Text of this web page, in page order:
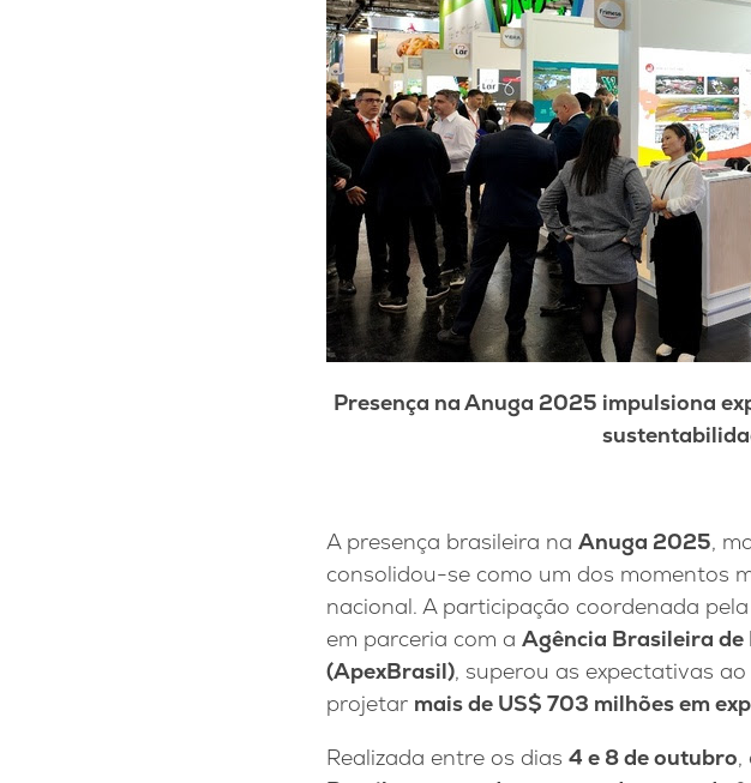
Presença na Anuga 2025 impulsiona
A presença brasileira na Anuga 2025,
consolidou-se como um dos momentos
nacional. A participação coordenada pela
em parceria com a Agência Brasileira de
(ApexBrasil), superou as expectativas
projetar mais de US$ 703 milhões em
Realizada entre os dias 4 e 8 de outubro,